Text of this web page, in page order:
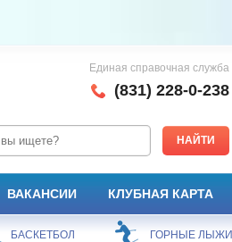
Единая справочная служба
(831) 228-0-238
ВАКАНСИИ КЛУБНАЯ КАРТА
БАСКЕТБОЛ ГОРНЫЕ ЛЫЖИ